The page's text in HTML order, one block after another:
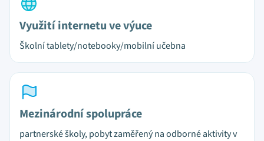
Využití internetu ve výuce
Školní tablety/notebooky/mobilní učebna
Mezinárodní spolupráce
partnerské školy, pobyt zaměřený na odborné aktivity v